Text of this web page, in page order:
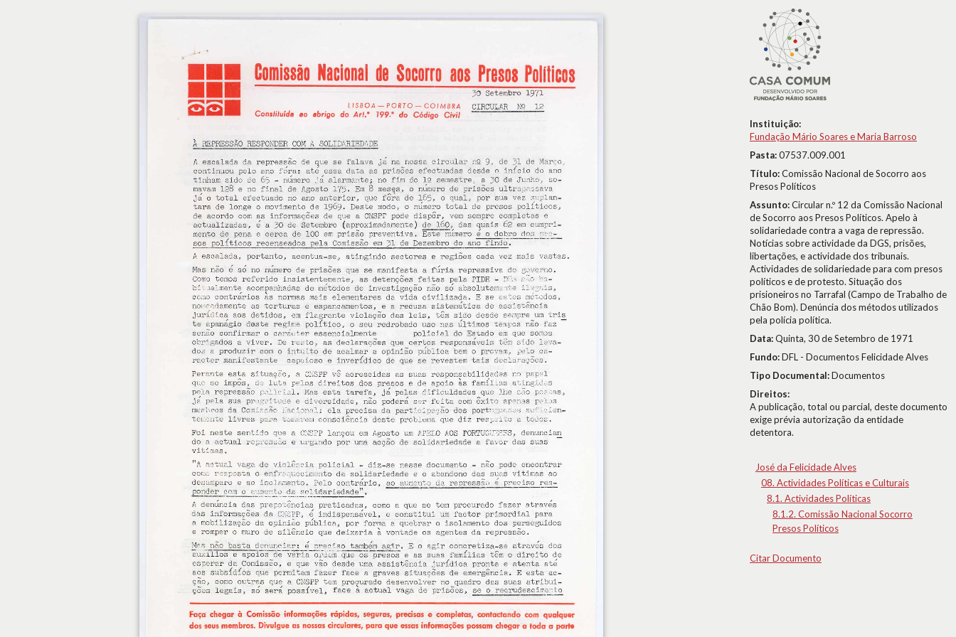
Instituição:
Fundação Mário Soares e Maria Barroso
Pasta:07537.009.001
Título:Comissão Nacional de Socorro aos
Presos Políticos
Assunto:Circular n.º 12 da Comissão Nacional
de Socorro aos Presos Políticos. Apelo à
solidariedade contra a vaga de repressão.
Notícias sobre actividade da DGS, prisões,
libertações, e actividade dos tribunais.
Actividades de solidariedade para com presos
políticos e de protesto. Situação dos
prisioneiros no Tarrafal (Campo de Trabalho de
Chão Bom). Denúncia dos métodos utilizados
pela polícia política.
Data:Quinta, 30 de Setembro de 1971
Fundo:DFL - Documentos Felicidade Alves
Tipo Documental:Documentos
Direitos:
A publicação, total ou parcial, deste documento
exige prévia autorização da entidade
detentora.
José da Felicidade Alves
08. Actividades Políticas e Culturais
8.1. Actividades Políticas
8.1.2. Comissão Nacional Socorro
Presos Políticos
Citar Documento